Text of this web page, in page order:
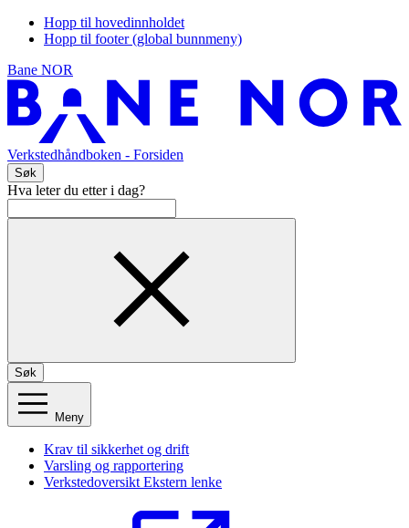
Hopp til hovedinnholdet
Hopp til footer (global bunnmeny)
Bane NOR
Verkstedhåndboken - Forsiden
Søk
Hva leter du etter i dag?
Søk
Meny
Krav til sikkerhet og drift
Varsling og rapportering
Verkstedoversikt Ekstern lenke